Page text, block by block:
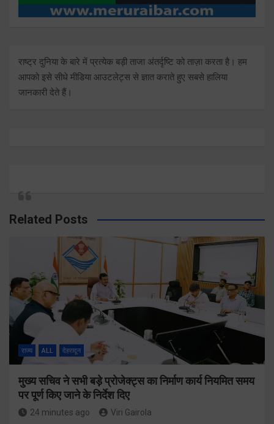
राष्ट्र दुनिया के बारे में प्रत्येक बड़ी ताजा अंतर्दृष्टि को ताज़ा करता है। हम
आपको इसे सीधे मीडिया आउटलेट्स से ज्ञात कराते हुए सबसे हालिया
जानकारी देते हैं।
Related Posts
राज्य ALL देहरादून
मुख्य सचिव ने सभी बड़े प्रोजेक्ट्स का निर्माण कार्य नियमित समय
पर पूर्ण किए जाने के निर्देश दिए
24 minutes ago Viri Gairola